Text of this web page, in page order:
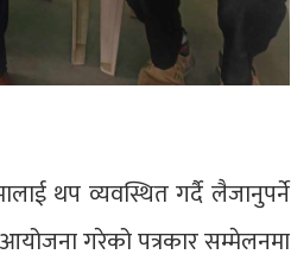
थप व्यवस्थित गर्दै लैजानुपर्ने
गरेको पत्रकार सम्मेलनमा